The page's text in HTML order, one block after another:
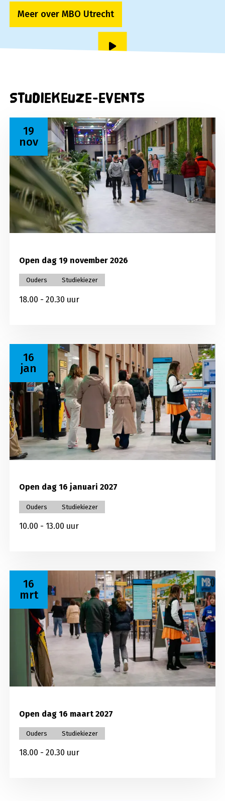
Meer over MBO Utrecht
Speel video af
Studiekeuze-events
Open dag 19 november 2026
Ouders Studiekiezer
18.00 - 20.30 uur
19
nov
Lees meer over Open dag 19 november 2026
Open dag 16 januari 2027
Ouders Studiekiezer
10.00 - 13.00 uur
16
jan
Lees meer over Open dag 16 januari 2027
Open dag 16 maart 2027
Ouders Studiekiezer
18.00 - 20.30 uur
16
mrt
Lees meer over Open dag 16 maart 2027